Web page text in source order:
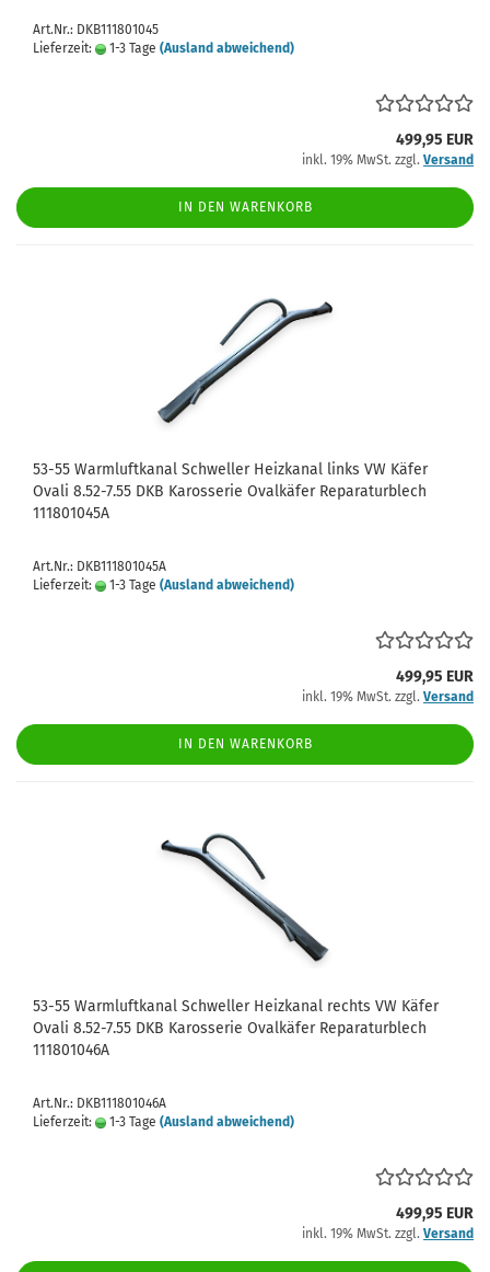
Art.Nr.: DKB111801045
Lieferzeit:
1-3 Tage (Ausland abweichend)
499,95 EUR
inkl. 19% MwSt. zzgl. Versand
IN DEN WARENKORB
53-55 Warmluftkanal Schweller Heizkanal links VW Käfer
Ovali 8.52-7.55 DKB Karosserie Ovalkäfer Reparaturblech
111801045A
Art.Nr.: DKB111801045A
Lieferzeit:
1-3 Tage (Ausland abweichend)
499,95 EUR
inkl. 19% MwSt. zzgl. Versand
IN DEN WARENKORB
53-55 Warmluftkanal Schweller Heizkanal rechts VW Käfer
Ovali 8.52-7.55 DKB Karosserie Ovalkäfer Reparaturblech
111801046A
Art.Nr.: DKB111801046A
Lieferzeit:
1-3 Tage (Ausland abweichend)
499,95 EUR
inkl. 19% MwSt. zzgl. Versand